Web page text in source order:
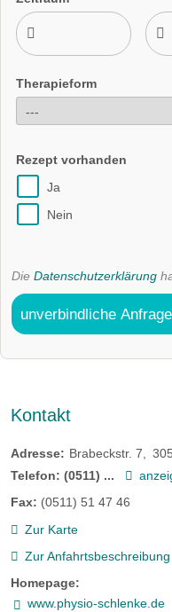
Therapieform
Rezept vorhanden
Ja
Nein
Die Datenschutzerklärung
unverbindliche
Kontakt
Adresse: Brabeckstr. 7
Telefon: (0511) ...
Fax: (0511) 51 47 46
Zur Karte
Zur Anfahrtsbeschreibung
Homepage:
www.physio-schlenke.de